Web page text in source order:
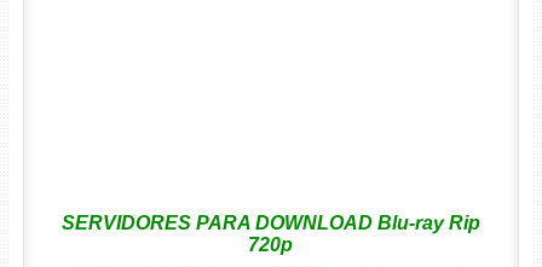
SERVIDORES PARA DOWNLOAD Blu-ray Rip
720p